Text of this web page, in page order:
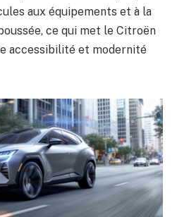
aux équipements et à la
ce qui met le Citroën
accessibilité et modernité